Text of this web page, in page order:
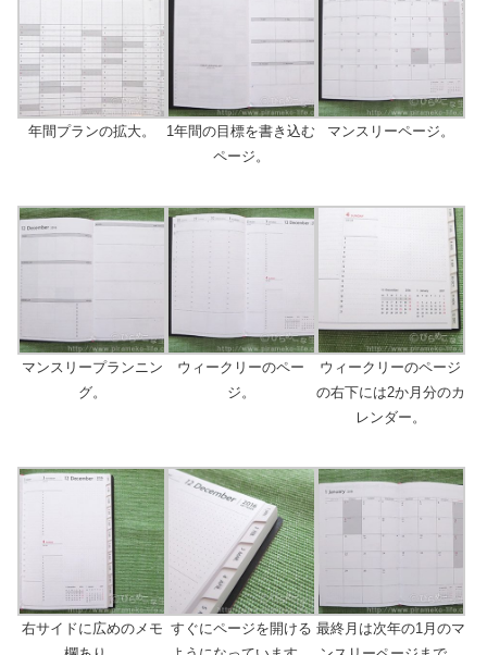
年間プランの拡大。
1年間の目標を書き込む
ページ。
マンスリーページ。
マンスリープランニン
グ。
ウィークリーのペー
ジ。
ウィークリーのページ
の右下には2か月分のカ
レンダー。
右サイドに広めのメモ すぐにページを開ける 最終月は次年の1月のマ